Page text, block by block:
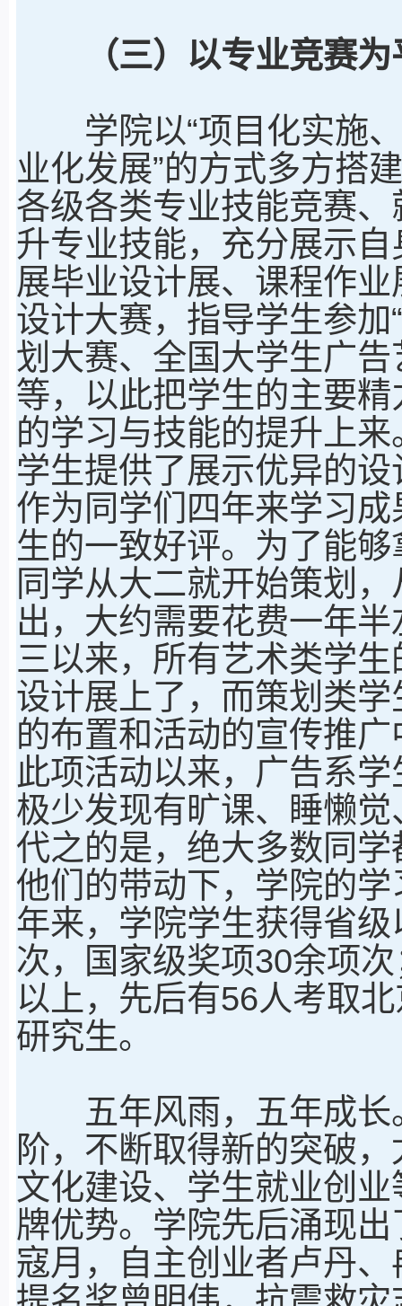
（三）以专业竞赛为
学院以“项目化实施、
业化发展”的方式多方搭
各级各类专业技能竞赛
升专业技能，充分展示
展毕业设计展、课程作
设计大赛，指导学生参加
划大赛、全国大学生广
等，以此把学生的主要
的学习与技能的提升上
学生提供了展示优异的
作为同学们四年来学习
生的一致好评。为了能
同学从大二就开始策划
出，大约需要花费一年
三以来，所有艺术类学
设计展上了，而策划类
的布置和活动的宣传推
此项活动以来，广告系
极少发现有旷课、睡懒
代之的是，绝大多数同
他们的带动下，学院的
年来，学院学生获得省
次，国家级奖项30余项
以上，先后有56人考取
研究生。
五年风雨，五年成长
阶，不断取得新的突破
文化建设、学生就业创
牌优势。学院先后涌现
寇月，自主创业者卢丹